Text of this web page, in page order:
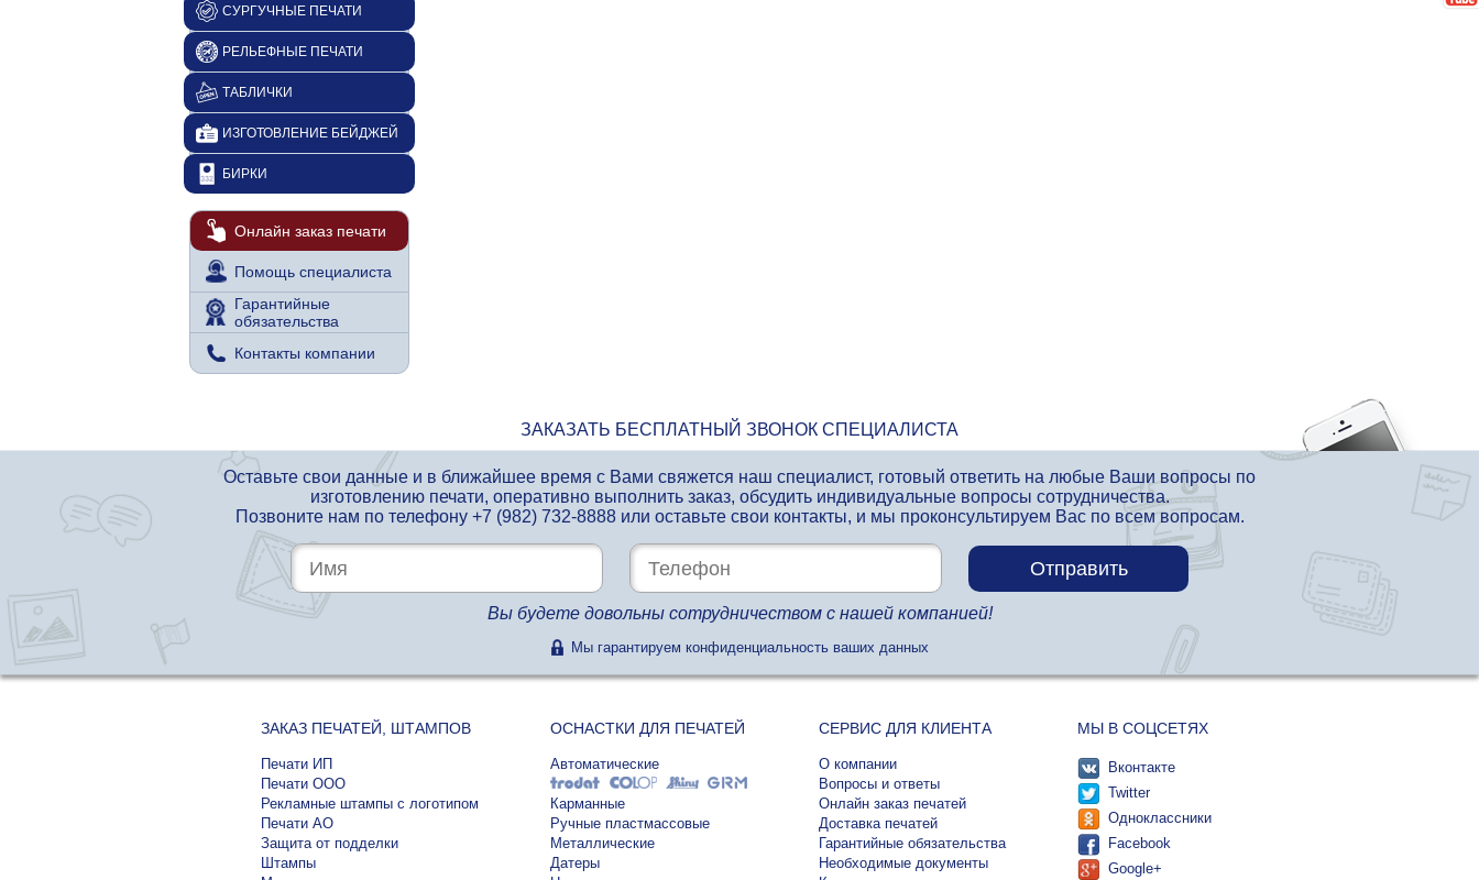
СУРГУЧНЫЕ ПЕЧАТИ
РЕЛЬЕФНЫЕ ПЕЧАТИ
ТАБЛИЧКИ
ИЗГОТОВЛЕНИЕ БЕЙДЖЕЙ
БИРКИ
Онлайн заказ печати
Помощь специалиста
Гарантийные
обязательства
Контакты компании
ЗАКАЗАТЬ БЕСПЛАТНЫЙ ЗВОНОК СПЕЦИАЛИСТА
Оставьте свои данные и в ближайшее время с Вами свяжется наш специалист, готовый ответить на любые Ваши вопросы по
изготовлению печати, оперативно выполнить заказ, обсудить индивидуальные вопросы сотрудничества.
Позвоните нам по телефону +7 (982) 732-8888или оставьте свои контакты, и мы проконсультируем Вас по всем вопросам.
Вы будете довольны сотрудничеством с нашей компанией!
Мы гарантируем конфиденциальность ваших данных
ЗАКАЗ ПЕЧАТЕЙ, ШТАМПОВ
Печати ИП
Печати ООО
Рекламные штампы с логотипом
Печати АО
Защита от подделки
Штампы
ОСНАСТКИ ДЛЯ ПЕЧАТЕЙ
Автоматические
Карманные
Ручные пластмассовые
Металлические
Датеры
СЕРВИС ДЛЯ КЛИЕНТА
О компании
Вопросы и ответы
Онлайн заказ печатей
Доставка печатей
Гарантийные обязательства
Необходимые документы
МЫ В СОЦСЕТЯХ
Вконтакте
Twitter
Одноклассники
Facebook
Google+